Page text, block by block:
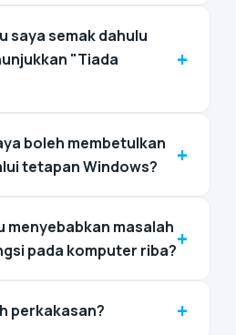
saya semak dahulu
"Tiada
+
boleh membetulkan
tetapan Windows?
+
menyebabkan masalah
pada komputer riba?+
perkakasan? +